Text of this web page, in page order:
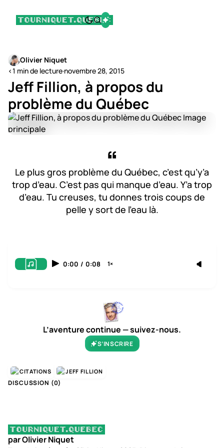
Olivier Niquet
<1 min de lecture·novembre 28, 2015
Jeff Fillion, à propos du
problème du Québec
Le plus gros problème du Québec, c’est qu’y’a
trop d’eau. C’est pas qui manque d’eau. Y’a trop
d’eau. Tu creuses, tu donnes trois coups de
pelle y sort de l’eau là.
0:00 / 0:08 1×
L’aventure continue — suivez-nous.
S’INSCRIRE
CITATIONS JEFF FILLION
DISCUSSION (0)
par Olivier Niquet